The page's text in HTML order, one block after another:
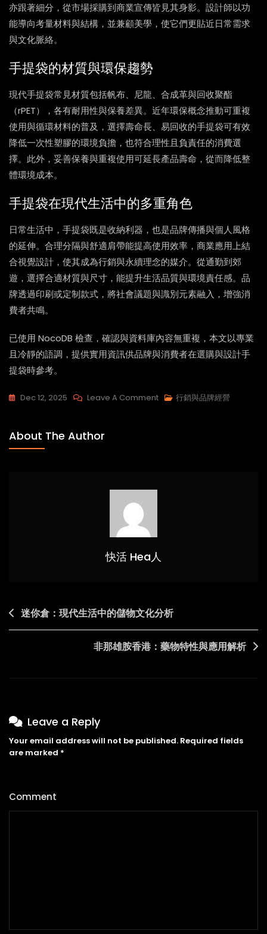
亦跟著細分，從市場採購到商業宣傳皆見其身影。設計師以功
能導向考量材料與結構，並兼顧美學，使它們更貼近日常需求
與文化脈絡。
手提袋的材質與環保趨勢
現代手提袋常見材質包括帆布、尼龍、合成革與回收聚酯
（rPET），各有耐用性與保養差異。近年環保概念推動可重複
使用與循環材料的普及，選擇壽命長、易回收的手提袋可有效
降低一次性塑膠的環境負擔，也符合理性且負責任的消費選
擇。此外，妥善保養與重複使用可延長產品壽命，從而降低整
體環境成本。
手提袋在現代生活中的多重角色
日常生活中，手提袋既是收納利器，也是品牌傳播與個人風格
的延伸。合理分隔與舒適肩帶能提高使用效率，商業應用上結
合視覺設計，使其成為行銷與永續理念的媒介。從通勤到郊
遊，選擇合適材質與尺寸，能提升生活品質與環境責任感。品
牌透過印刷或定制款式，將社會議題與識別元素融入，增強消
費者共鳴。
已使用 NocoDB 檢查，確認與資料庫內容無重複，本文以專業
且冷靜的語調，提供實用資訊供品牌與消費者在選購與設計手
提袋時參考。
Dec 12, 2025 Leave A CommentOn 行銷與品牌經營
About The Author
快活 Hea人
Post
navigation
迷你倉：現代生活中的儲物文化分析
非那雄胺香港：藥物特性與應用解析
Leave a Reply
Your email address will not be published. Required fields
are marked *
Comment